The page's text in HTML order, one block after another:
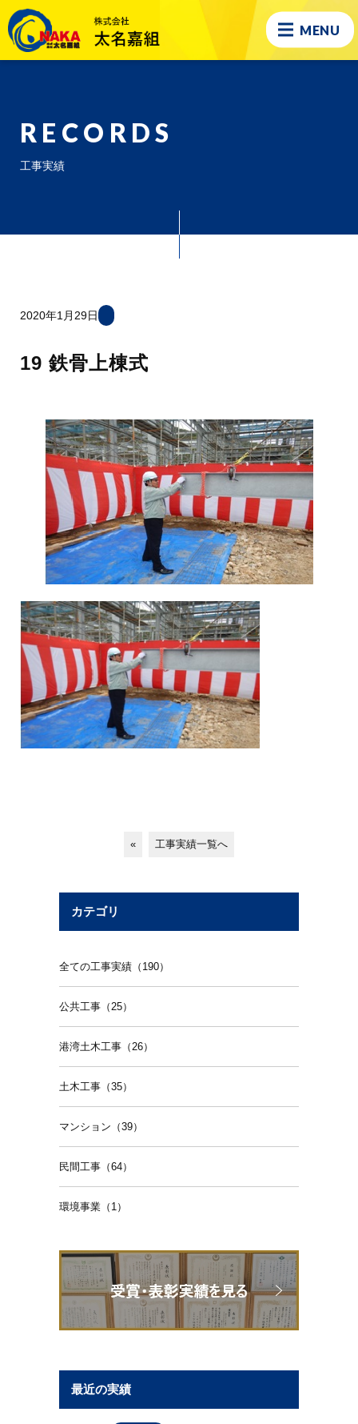
MENU
RECORDS
工事実績
2020年1月29日
19 鉄骨上棟式
« 工事実績一覧へ
カテゴリ
全ての工事実績（190）
公共工事（25）
港湾土木工事（26）
土木工事（35）
マンション（39）
民間工事（64）
環境事業（1）
最近の実績